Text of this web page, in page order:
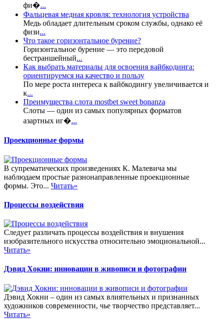
фи�...
Фальцевая медная кровля: технология устройства
Медь обладает длительным сроком службы, однако её
физи...
Что такое горизонтальное бурение?
Горизонтальное бурение — это передовой
бестраншейный...
Как выбрать материалы для освоения вайбкодинга:
ориентируемся на качество и пользу
По мере роста интереса к вайбкодингу увеличивается и
к...
Преимущества слота mostbet sweet bonanza
Слоты — один из самых популярных форматов
азартных иг�...
Проекционные формы
В супрематических произведениях К. Малевича мы
наблюдаем простые разнонаправленные проекционные
формы. Это... Читать»
Процессы воздействия
Следует различать процессы воздействия и внушения
изобразительного искусства относительно эмоциональной...
Читать»
Дэвид Хокни: инновации в живописи и фотографии
Дэвид Хокни – один из самых влиятельных и признанных
художников современности, чье творчество представляет...
Читать»